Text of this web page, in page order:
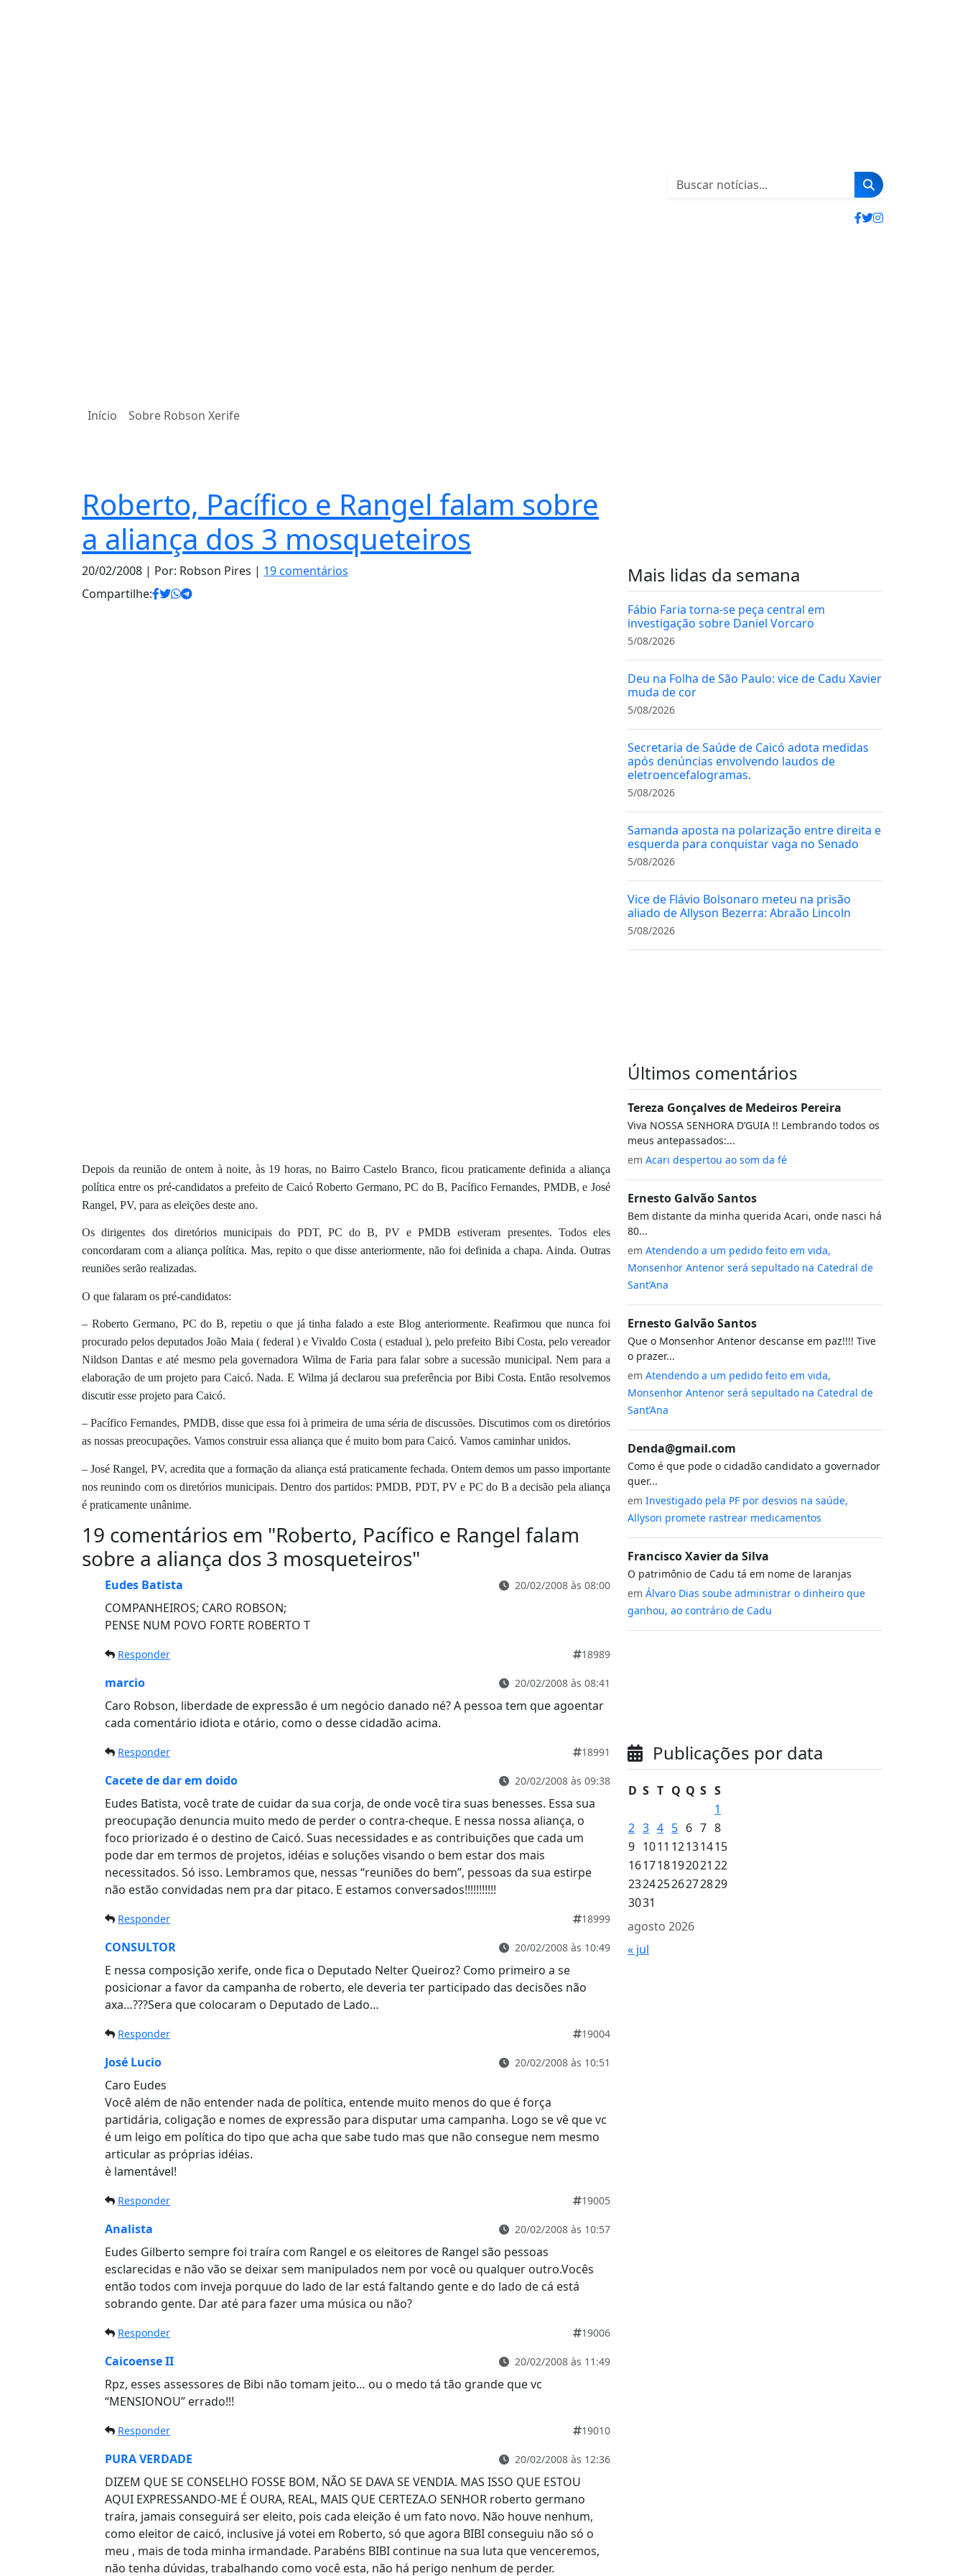
Início Sobre Robson Xerife
Roberto, Pacífico e Rangel falam sobre
a aliança dos 3 mosqueteiros
20/02/2008 | Por: Robson Pires | 19 comentários
Compartilhe:
Depois da reunião de ontem à noite, às 19 horas, no Bairro Castelo Branco, ficou praticamente definida a aliança
política entre os pré-candidatos a prefeito de Caicó Roberto Germano, PC do B, Pacífico Fernandes, PMDB, e José
Rangel, PV, para as eleições deste ano.
Os dirigentes dos diretórios municipais do PDT, PC do B, PV e PMDB estiveram presentes. Todos eles
concordaram com a aliança política. Mas, repito o que disse anteriormente, não foi definida a chapa. Ainda. Outras
reuniões serão realizadas.
O que falaram os pré-candidatos:
– Roberto Germano, PC do B, repetiu o que já tinha falado a este Blog anteriormente. Reafirmou que nunca foi
procurado pelos deputados João Maia ( federal ) e Vivaldo Costa ( estadual ), pelo prefeito Bibi Costa, pelo vereador
Nildson Dantas e até mesmo pela governadora Wilma de Faria para falar sobre a sucessão municipal. Nem para a
elaboração de um projeto para Caicó. Nada. E Wilma já declarou sua preferência por Bibi Costa. Então resolvemos
discutir esse projeto para Caicó.
– Pacífico Fernandes, PMDB, disse que essa foi à primeira de uma séria de discussões. Discutimos com os diretórios
as nossas preocupações. Vamos construir essa aliança que é muito bom para Caicó. Vamos caminhar unidos.
– José Rangel, PV, acredita que a formação da aliança está praticamente fechada. Ontem demos um passo importante
nos reunindo com os diretórios municipais. Dentro dos partidos: PMDB, PDT, PV e PC do B a decisão pela aliança
é praticamente unânime.
19 comentários em "Roberto, Pacífico e Rangel falam
sobre a aliança dos 3 mosqueteiros"
Eudes Batista 20/02/2008 às 08:00
COMPANHEIROS; CARO ROBSON;
PENSE NUM POVO FORTE ROBERTO T
Responder 18989
marcio 20/02/2008 às 08:41
Caro Robson, liberdade de expressão é um negócio danado né? A pessoa tem que agoentar
cada comentário idiota e otário, como o desse cidadão acima.
Responder 18991
Cacete de dar em doido 20/02/2008 às 09:38
Eudes Batista, você trate de cuidar da sua corja, de onde você tira suas benesses. Essa sua
preocupação denuncia muito medo de perder o contra-cheque. E nessa nossa aliança, o
foco priorizado é o destino de Caicó. Suas necessidades e as contribuições que cada um
pode dar em termos de projetos, idéias e soluções visando o bem estar dos mais
necessitados. Só isso. Lembramos que, nessas “reuniões do bem”, pessoas da sua estirpe
não estão convidadas nem pra dar pitaco. E estamos conversados!!!!!!!!!!!
Responder 18999
CONSULTOR 20/02/2008 às 10:49
E nessa composição xerife, onde fica o Deputado Nelter Queiroz? Como primeiro a se
posicionar a favor da campanha de roberto, ele deveria ter participado das decisões não
axa…???Sera que colocaram o Deputado de Lado…
Responder 19004
José Lucio 20/02/2008 às 10:51
Caro Eudes
Você além de não entender nada de política, entende muito menos do que é força
partidária, coligação e nomes de expressão para disputar uma campanha. Logo se vê que vc
é um leigo em política do tipo que acha que sabe tudo mas que não consegue nem mesmo
articular as próprias idéias.
è lamentável!
Responder 19005
Analista 20/02/2008 às 10:57
Eudes Gilberto sempre foi traíra com Rangel e os eleitores de Rangel são pessoas
esclarecidas e não vão se deixar sem manipulados nem por você ou qualquer outro.Vocês
então todos com inveja porquue do lado de lar está faltando gente e do lado de cá está
sobrando gente. Dar até para fazer uma música ou não?
Responder 19006
Caicoense II 20/02/2008 às 11:49
Rpz, esses assessores de Bibi não tomam jeito… ou o medo tá tão grande que vc
“MENSIONOU” errado!!!
Responder 19010
PURA VERDADE 20/02/2008 às 12:36
DIZEM QUE SE CONSELHO FOSSE BOM, NÃO SE DAVA SE VENDIA. MAS ISSO QUE ESTOU
AQUI EXPRESSANDO-ME É OURA, REAL, MAIS QUE CERTEZA.O SENHOR roberto germano
traíra, jamais conseguirá ser eleito, pois cada eleição é um fato novo. Não houve nenhum,
como eleitor de caicó, inclusive já votei em Roberto, só que agora BIBI conseguiu não só o
meu , mais de toda minha irmandade. Parabéns BIBI continue na sua luta que venceremos,
não tenha dúvidas, trabalhando como você esta, não há perigo nenhum de perder.
Mais lidas da semana
Fábio Faria torna-se peça central em
investigação sobre Daniel Vorcaro
5/08/2026
Deu na Folha de São Paulo: vice de Cadu Xavier
muda de cor
5/08/2026
Secretaria de Saúde de Caicó adota medidas
após denúncias envolvendo laudos de
eletroencefalogramas.
5/08/2026
Samanda aposta na polarização entre direita e
esquerda para conquistar vaga no Senado
5/08/2026
Vice de Flávio Bolsonaro meteu na prisão
aliado de Allyson Bezerra: Abraão Lincoln
5/08/2026
Últimos comentários
Tereza Gonçalves de Medeiros Pereira
Viva NOSSA SENHORA D’GUIA !! Lembrando todos os
meus antepassados:...
em Acari despertou ao som da fé
Ernesto Galvão Santos
Bem distante da minha querida Acari, onde nasci há
80...
em Atendendo a um pedido feito em vida,
Monsenhor Antenor será sepultado na Catedral de
Sant’Ana
Ernesto Galvão Santos
Que o Monsenhor Antenor descanse em paz!!!! Tive
o prazer...
em Atendendo a um pedido feito em vida,
Monsenhor Antenor será sepultado na Catedral de
Sant’Ana
Denda@gmail.com
Como é que pode o cidadão candidato a governador
quer...
em Investigado pela PF por desvios na saúde,
Allyson promete rastrear medicamentos
Francisco Xavier da Silva
O patrimônio de Cadu tá em nome de laranjas
em Álvaro Dias soube administrar o dinheiro que
ganhou, ao contrário de Cadu
Publicações por data
agosto 2026
D S T Q Q S S
1
2 3 4 5 6 7 8
9 1011 12131415
161718192021 22
23242526272829
3031
« jul